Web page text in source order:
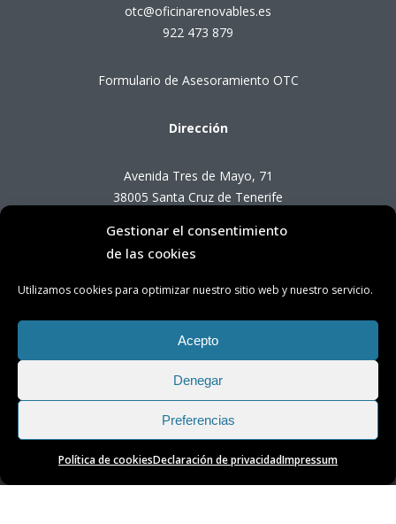
Gestionar el consentimiento
de las cookies
Utilizamos cookies para optimizar nuestro sitio web y nuestro servicio.
Acepto
Denegar
Preferencias
Política de cookiesDeclaración de privacidadImpressum
otc@oficinarenovables.es
922 473 879
Formulario de Asesoramiento OTC
Dirección
Avenida Tres de Mayo, 71
38005 Santa Cruz de Tenerife
Horario de Atención OTC
Lunes a viernes de 8:00 a 14:00 horas
Transparencia|Aviso Legal|Privacidad|Cookies